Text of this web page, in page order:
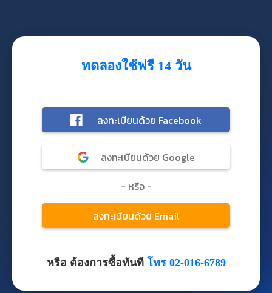
ทดลองใช้ฟรี 14 วัน
หรือ ต้องการซื้อทันที โทร 02-016-6789